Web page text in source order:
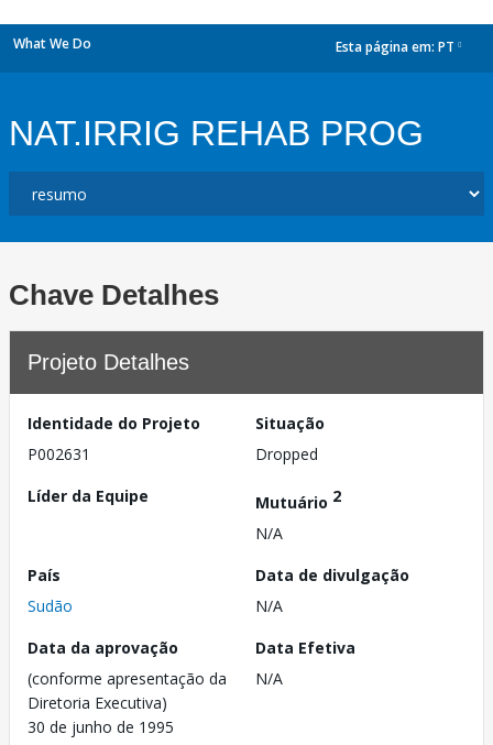
What We Do Esta página em: PT
NAT.IRRIG REHAB PROG
Chave Detalhes
Projeto Detalhes
Identidade do Projeto
P002631
Situação
Dropped
Líder da Equipe
Mutuário 2
N/A
País
Sudão
Data de divulgação
N/A
Data da aprovação
(conforme apresentação da
Diretoria Executiva)
30 de junho de 1995
Data Efetiva
N/A